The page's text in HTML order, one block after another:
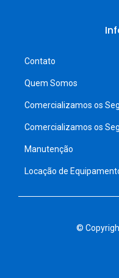
Contato
Quem Somos
Comercializamos os
Comercializamos os
Manutenção
Locação de
©